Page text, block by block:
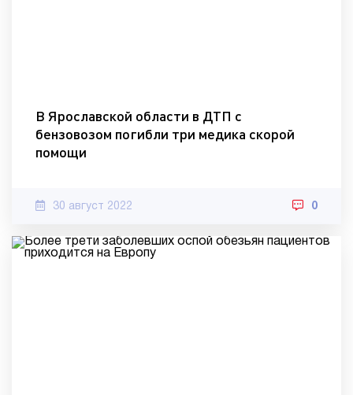
В Ярославской области в ДТП с
бензовозом погибли три медика скорой
помощи
30 август 2022 0